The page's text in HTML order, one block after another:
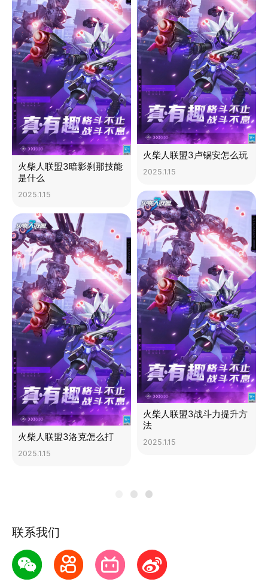
火柴人联盟3暗影刹那技能
是什么
2025.1.15
火柴人联盟3洛克怎么打
2025.1.15
火柴人联盟3卢锡安怎么玩
2025.1.15
火柴人联盟3战斗力提升方
法
2025.1.15
联系我们